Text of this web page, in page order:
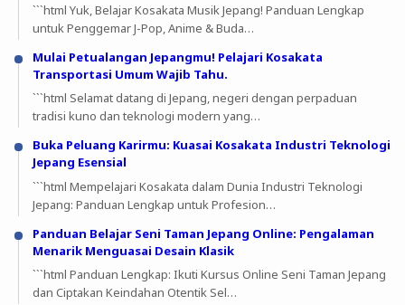
```html Yuk, Belajar Kosakata Musik Jepang! Panduan Lengkap
untuk Penggemar J-Pop, Anime & Buda…
Mulai Petualangan Jepangmu! Pelajari Kosakata
Transportasi Umum Wajib Tahu.
```html Selamat datang di Jepang, negeri dengan perpaduan
tradisi kuno dan teknologi modern yang…
Buka Peluang Karirmu: Kuasai Kosakata Industri Teknologi
Jepang Esensial
```html Mempelajari Kosakata dalam Dunia Industri Teknologi
Jepang: Panduan Lengkap untuk Profesion…
Panduan Belajar Seni Taman Jepang Online: Pengalaman
Menarik Menguasai Desain Klasik
```html Panduan Lengkap: Ikuti Kursus Online Seni Taman Jepang
dan Ciptakan Keindahan Otentik Sel…